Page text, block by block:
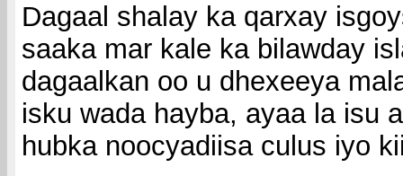
Dagaal shalay ka qarxay
saaka mar kale ka bilawday
dagaalkan oo u dhexeeya
isku wada hayba, ayaa la isu
hubka noocyadiisa culus iyo